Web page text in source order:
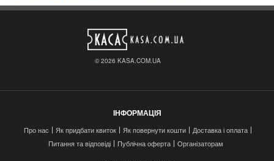
© 2026 KASA.COM.UA
ІНФОРМАЦІЯ
Про нас Як придбати квиток Як повернути кошти
Доставка і оплата
Питання та відповіді
Публічна оферта Організаторам